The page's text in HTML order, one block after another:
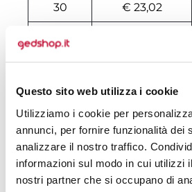
Questo sito web utilizza i cookie
Utilizziamo i cookie per
annunci, per fornire funzionalità dei
analizzare il nostro traffico.
informazioni sul modo in cui utilizzi
nostri partner che si occupano di
30 € 23,02
50
100 € 21,50
200 € 20,86
500 € 20,35
1000 € 19,47
1500 € 19,41